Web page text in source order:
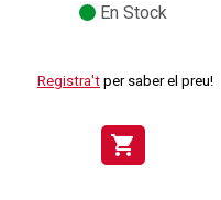
En Stock
Registra't per saber el preu!
shopping_cart